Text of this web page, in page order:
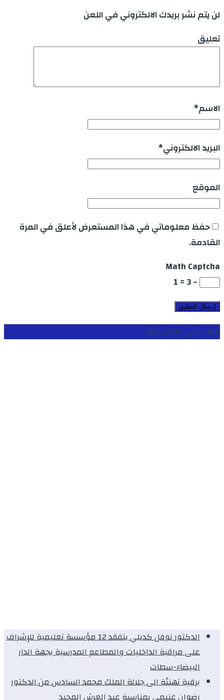
لن يتم نشر بريدك الالكتروني في اللعن
تعليق
الاسم*
البريد الالكتروني*
الموقع
حفظ معلوماتي في هذا المستعرض لأعلق في المرة
القادمة.
Math Captcha
− 3 = 1
تابعنا على الفايسبوك
الدكتور نوفل كديلي يتفقد 12 مؤسسة تعليمية للإشراف
على مراقبة الداخليات والمطاعم المدرسية بجهة الدار
البيضاء-سطات
برقية تهنئة الى جلالة الملك محمد السادس من الدكتور
رضوان غنيمي بمناسبة عيد العرش المجيد